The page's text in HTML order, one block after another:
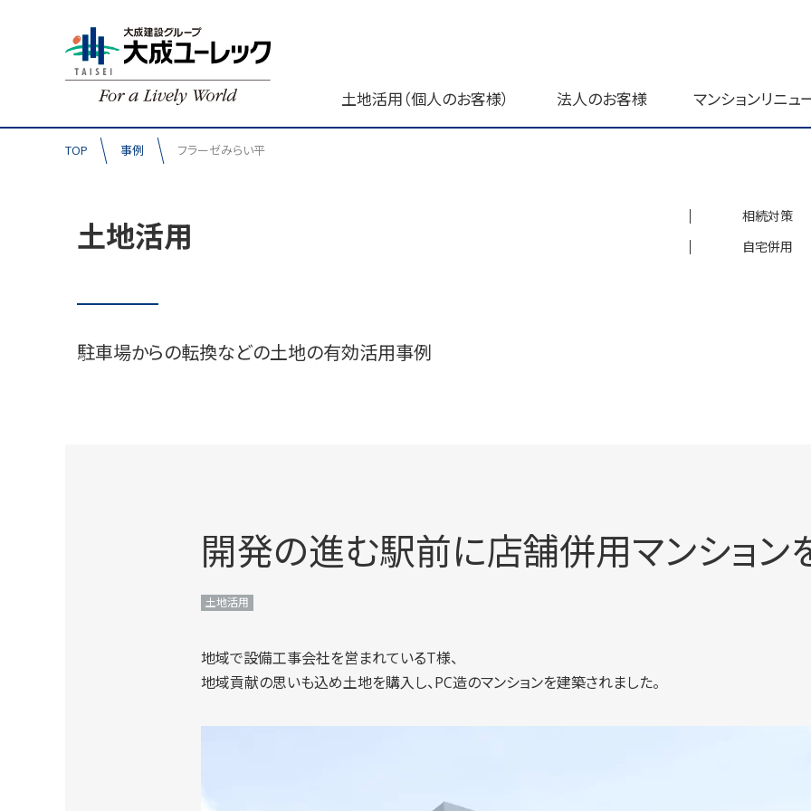
土地活用（個人のお客様） 法人のお客様 マンションリニュ
TOP 事例 フラーゼみらい平
相続対策
自宅併用
土地活用
駐車場からの転換などの土地の有効活用事例
開発の進む駅前に店舗併用マンション
土地活用
地域で設備工事会社を営まれているT様、
地域貢献の思いも込め土地を購入し、PC造のマンションを建築されました。